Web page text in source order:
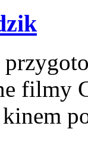
filmy
kinem